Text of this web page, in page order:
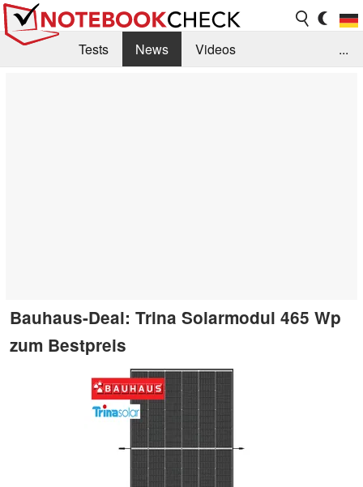
Tests News
Videos
...
Bauhaus-Deal: Trina Solarmodul 465 Wp
zum Bestpreis